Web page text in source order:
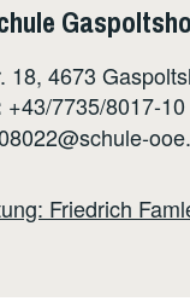
18, 4673
+43/7735/8017-10
Friedrich